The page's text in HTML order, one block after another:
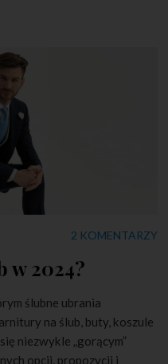
2 KOMENTARZY
w 2024?
ślubne ubrania
na ślub, buty, koszule
niezwykle „gorącym”
opcji, propozycji i